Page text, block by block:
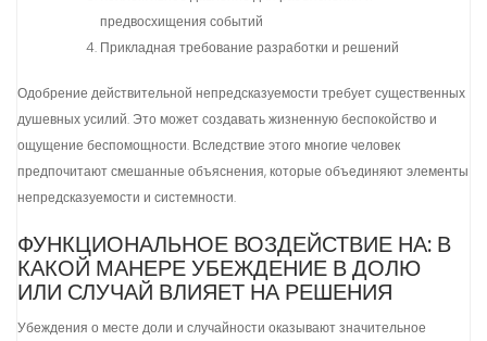
предвосхищения событий
Прикладная требование разработки и решений
Одобрение действительной непредсказуемости требует существенных
душевных усилий. Это может создавать жизненную беспокойство и
ощущение беспомощности. Вследствие этого многие человек
предпочитают смешанные объяснения, которые объединяют элементы
непредсказуемости и системности.
ФУНКЦИОНАЛЬНОЕ ВОЗДЕЙСТВИЕ НА: В
КАКОЙ МАНЕРЕ УБЕЖДЕНИЕ В ДОЛЮ
ИЛИ СЛУЧАЙ ВЛИЯЕТ НА РЕШЕНИЯ
Убеждения о месте доли и случайности оказывают значительное